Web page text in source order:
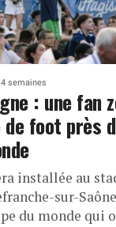
semaines
: une fan
foot près
installée au
sur-
du monde qui